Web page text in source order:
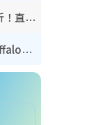
開倉優惠｜馬拉松開倉低至3折！直擊$99起買adidas／New Balance／Puma鞋款 STANLEY保溫杯劈價至$119起
廚具優惠｜普樂氏/意美廚/Buffalo廚具低至3折！$89起買煎鍋／炒鑊／個人鍋 同場小家電激減至$99起